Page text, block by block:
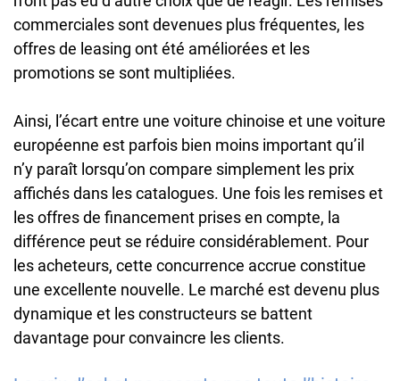
commerciales sont devenues plus fréquentes, les
offres de leasing ont été améliorées et les
promotions se sont multipliées.
Ainsi, l’écart entre une voiture chinoise et une voiture
européenne est parfois bien moins important qu’il
n’y paraît lorsqu’on compare simplement les prix
affichés dans les catalogues. Une fois les remises et
les offres de financement prises en compte, la
différence peut se réduire considérablement. Pour
les acheteurs, cette concurrence accrue constitue
une excellente nouvelle. Le marché est devenu plus
dynamique et les constructeurs se battent
davantage pour convaincre les clients.